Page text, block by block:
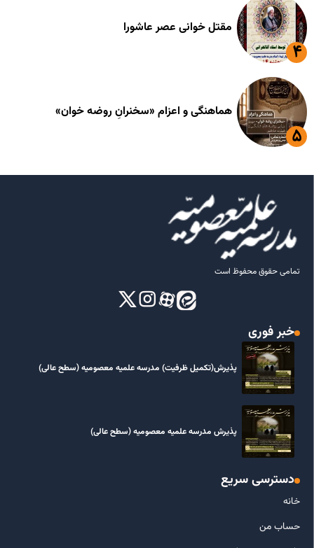
مقتل خوانی عصر عاشورا
هماهنگی و اعزام «سخنرانِ روضه خوان»
تمامی حقوق محفوظ است
خبر فوری
پذیرش(تکمیل ظرفیت) مدرسه علمیه معصومیه‌ (سطح عالی)
پذیرش مدرسه علمیه معصومیه‌ (سطح عالی)
دسترسی سریع
خانه
حساب من